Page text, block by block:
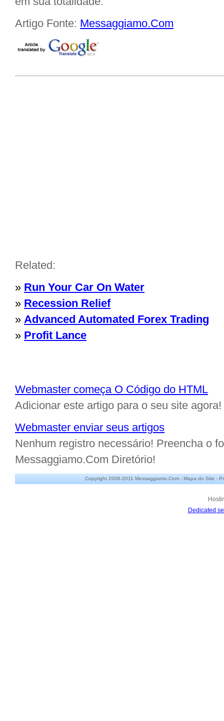
Artigo Fonte: Messaggiamo.Com
Related:
» Run Your Car On Water
» Recession Relief
» Advanced Automated Forex Trading
» Profit Lance
Webmaster começa O Código do HTML
Adicionar este artigo para o seu site agora!
Webmaster enviar seus artigos
Nenhum registro necessário! Preencha o
Messaggiamo.Com Diretório!
Copyright 2006-2011 Messaggiamo.Com - Mapa do Site -
Dedicated